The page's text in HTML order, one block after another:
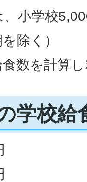
小学校
除く）
数を計算
学校給